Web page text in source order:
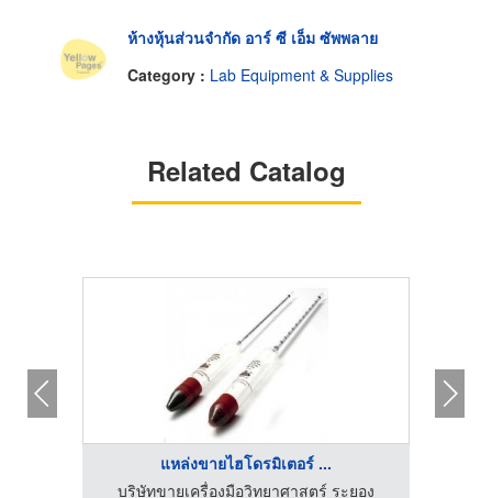
ห้างหุ้นส่วนจำกัด อาร์ ซี เอ็ม ซัพพลาย
Category : Lab Equipment & Supplies
Related Catalog
แหล่งขายไฮโดรมิเตอร์ ...
บริษัทขายเครื่องมือวิทยาศาสตร์ ระยอง